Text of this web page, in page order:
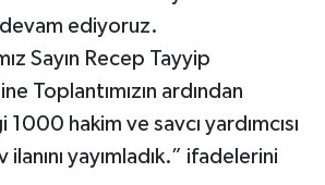
devam ediyoruz.
Sayın Recep Tayyip
Toplantımızın ardından
hakim ve savcı yardımcısı
ilanını yayımladık.” ifadelerini